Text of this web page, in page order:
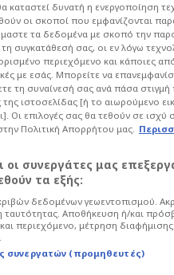
εκατ.
Ποδόσφαιρο Super
ιδιαίτερα
γνώριμου και
με ορμή στο
καταστεί δυνατή η ενεργοποίηση
οι σκοποί που εμφανίζονται
τα δεδομένα με σκοπό την
συγκατάθεσή σας, οι εν λόγω
περιεχόμενο και κάποιες
με εσάς. Μπορείτε να
τη συναίνεσή σας ανά πάσα
ιστοσελίδας [ή το αιωρούμενο
Οι επιλογές σας θα τεθούν σε
Πολιτική Απορρήτου μας.
οι συνεργάτες μας
τα εξής:
δεδομένων γεωεντοπισμού.
ταυτότητας. Αποθήκευση ή/και
περιεχόμενο, μέτρηση
συνεργατών (προμηθευτές)